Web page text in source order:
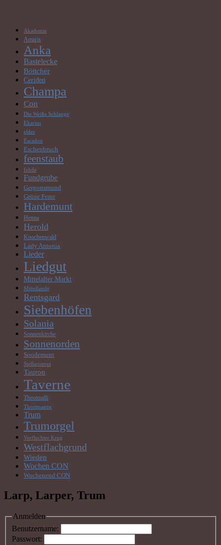
Akademie
Amaris
Anka
Bastelecke
Böttcher
Ceriden
Champa
Con
Die Weiße Schlange
Ekarius
elder
Escadon
Eschenbruch
feenstaub
fehde
Fundgrube
Gergonsmund
Grüne Feste
Hardemunt
Henna
Herold
Knochenwald
Lady Antonia
Lieder
Liedgut
Mittelalter Markt
Mittellande
Rentsgard
Siebenhöfen
Solania
Sonnenkirche
Sonnenorden
Soodemunt
Stellarismus
Tauron
Taverne
Theotmalli
Thortmanne
Trum
Trumorgel
Verfluchter Krug
Westflachgrund
Wieden
Wochen CON
Wochenend CON
Larp, Larper, Trum
Anmelden
Benutzername:
Passwort: